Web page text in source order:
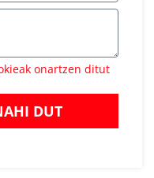
onartzen ditut
DUT